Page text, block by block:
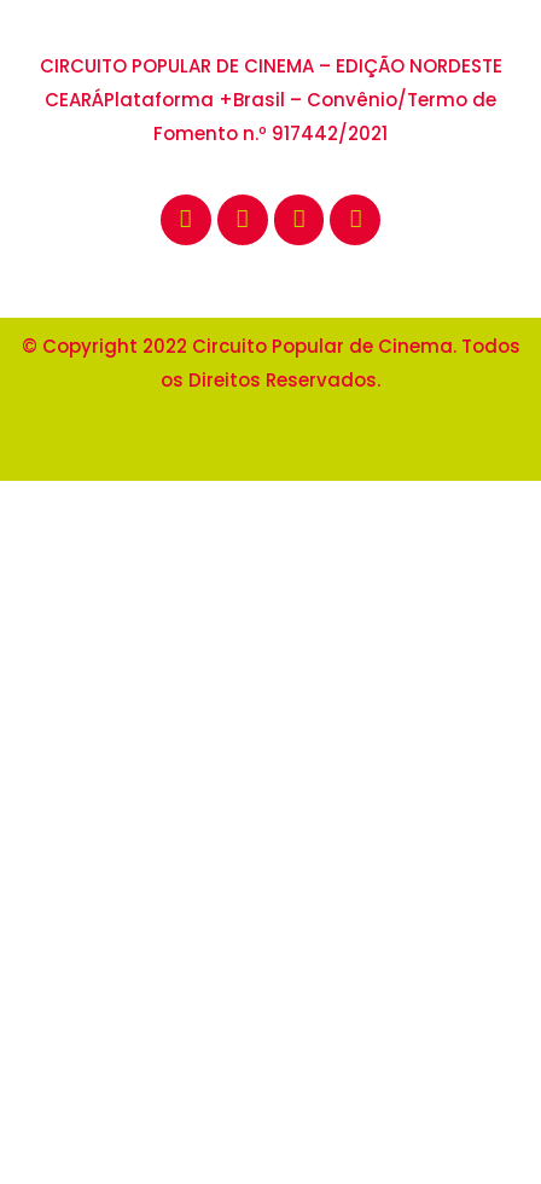
CIRCUITO POPULAR DE CINEMA – EDIÇÃO NORDESTE
CEARÁPlataforma +Brasil – Convênio/Termo de
Fomento n.º 917442/2021
© Copyright 2022 Circuito Popular de Cinema. Todos
os Direitos Reservados.